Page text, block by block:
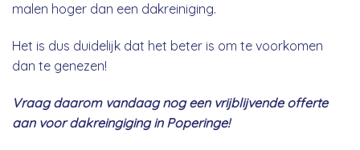
malen hoger dan een dakreiniging.
Het is dus duidelijk dat het beter is om te voorkomen
dan te genezen!
Vraag daarom vandaag nog een vrijblijvende offerte
aan voor dakreingiging in Poperinge!